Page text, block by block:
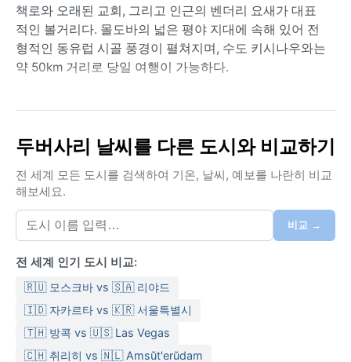
책로와 오래된 교회, 그리고 인근의 벤더리 요새가 대표
적인 볼거리다. 몰도바의 넓은 평야 지대에 속해 있어 전
형적인 동유럽 시골 풍경이 펼쳐지며, 수도 키시나우와는
약 50km 거리로 당일 여행이 가능하다.
기후에 속한다. 여름은 6월부터 8월까지 평균 기온
는 날도 있다. 겨울은 12월부터 2월까지 영하로 떨어지며
평균 -3~-5℃, 눈이 자주 내리고 서리가 내린다. 봄과 가
을은 짧고 쾌적하지만, 강수량은 연중 고르게 분포해 여
름철 소나기와 겨울철 눈보라에 대비해야 한다. 방문 시
에는 여름에는 가벼운 옷과 우산, 겨울에는 두꺼운 코트
와 방한 부츠, 그리고 미끄럼 방지 신발이 필수다.
기후적으로 가장 방문하기 좋은 시기는 5월 하순에서 9
월 초순으로, 날씨가 온화하고 강수량이 적다. 두버사리
의 특이한 기상 현상으로는 겨울철 드니스테르 강 위에
자주 끼는 짙은 안개와, 봄철 빠르게 녹는 눈으로 인한 강
범람이 있다. 여름에는 가끔 한파와 폭염이 번갈아 나타
두버사리 날씨를 다른 도시와 비교하기
전 세계 모든 도시를 검색하여 기온, 날씨, 예보를 나란히 비교
해보세요.
비교 →
전 세계 인기 도시 비교:
🇷🇺 모스크바 vs 🇸🇦 리야드
🇮🇩 자카르타 vs 🇰🇷 서울특별시
🇹🇭 방콕 vs 🇺🇸 Las Vegas
🇨🇭 취리히 vs 🇳🇱 Amsŭt'erŭdam